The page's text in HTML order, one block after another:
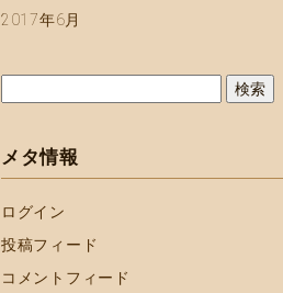
2017年6月
索:
メタ情報
ログイン
投稿フィード
コメントフィード